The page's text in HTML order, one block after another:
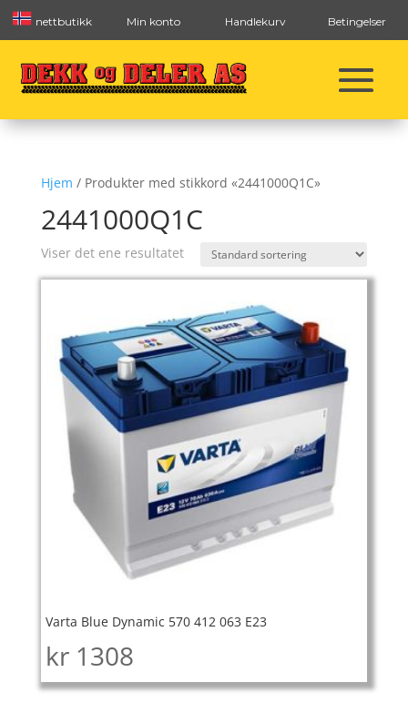
nettbutikk Min konto Handlekurv Betingelser
Hjem / Produkter med stikkord «2441000Q1C»
2441000Q1C
Viser det ene resultatet
Varta Blue Dynamic 570 412 063 E23
kr 1308